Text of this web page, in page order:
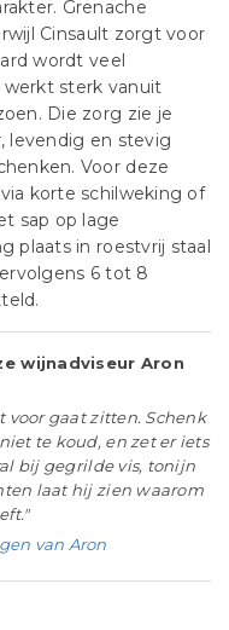
Grenache
Cinsault zorgt voor
wordt veel
sterk vanuit
Die zorg zie je
levendig en stevig
Voor deze
korte schilweking of
sap op lage
plaats in roestvrij staal
6 tot 8
wijnadviseur Aron
voor gaat zitten. Schenk
te koud, en zet er iets
bij gegrilde vis, tonijn
laat hij zien waarom
van Aron